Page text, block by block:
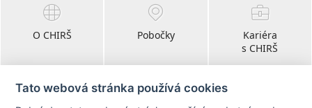
O CHIRŠ Pobočky
Kariéra
s CHIRŠ
Tato webová stránka používá cookies